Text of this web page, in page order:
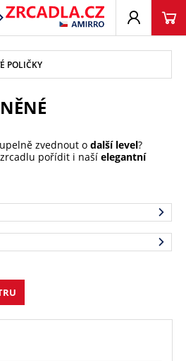
POLIČKY
zvednout o další level?
pořídit i naší elegantní